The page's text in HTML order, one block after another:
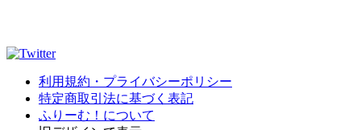
利用規約・プライバシーポリシー
特定商取引法に基づく表記
ふりーむ！について